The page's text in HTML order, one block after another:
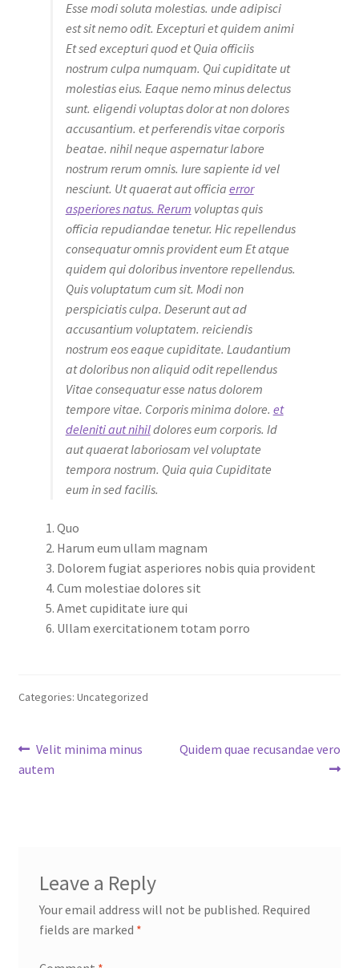
Esse modi soluta molestias. unde adipisci
est sit nemo odit. Excepturi et quidem animi
Et sed excepturi quod et Quia officiis
nostrum culpa numquam. Qui cupiditate ut
molestias eius. Eaque nemo minus delectus
sunt. eligendi voluptas dolor at non dolores
accusantium. et perferendis vitae corporis
beatae. nihil neque aspernatur labore
nostrum rerum omnis. Iure sapiente id vel
nesciunt. Ut quaerat aut officia error
asperiores natus. Rerum voluptas quis
officia repudiandae tenetur. Hic repellendus
consequatur omnis provident eum Et atque
quidem qui doloribus inventore repellendus.
Quis voluptatum cum sit. Modi non
perspiciatis culpa. Deserunt aut ad
accusantium voluptatem. reiciendis
nostrum eos eaque cupiditate. Laudantium
at doloribus non aliquid odit repellendus
Vitae consequatur esse natus dolorem
tempore vitae. Corporis minima dolore. et
deleniti aut nihildolores eum corporis. Id
aut quaerat laboriosam vel voluptate
tempora nostrum. Quia quia Cupiditate
eum in sed facilis.
Quo
Harum eum ullam magnam
Dolorem fugiat asperiores nobis quia provident
Cum molestiae dolores sit
Amet cupiditate iure qui
Ullam exercitationem totam porro
Categories: Uncategorized
Post
navigation
Previous
post:
Velit minima minus
autem
Next
Quidem quae recusandae vero
Leave a Reply
Your email address will not be published. Required
fields are marked *